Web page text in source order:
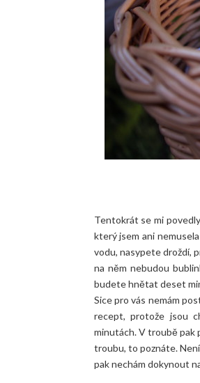
Tentokrát se mi
který jsem ani
vodu, nasypete droždí,
na něm nebudou
budete hnětat deset
Sice pro vás nemám
recept, protože jsou
minutách. V troubě pak
troubu, to poznáte.
pak nechám dokynout